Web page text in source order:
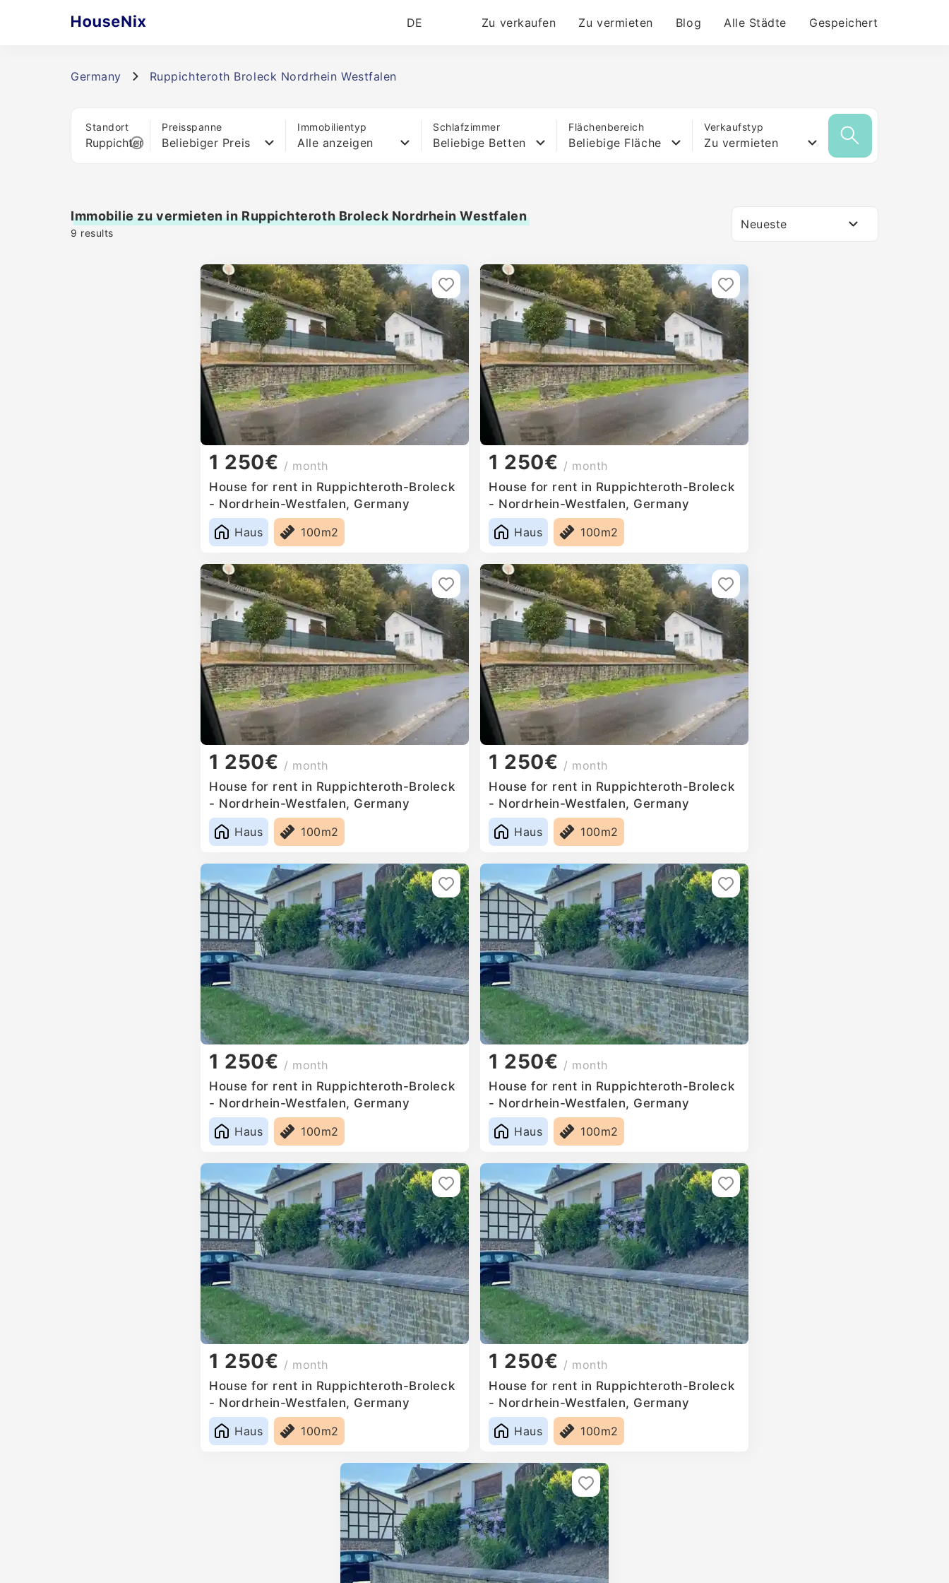
DE Zu verkaufen Zu vermieten Blog Alle Städte Gespeichert
Germany Ruppichteroth Broleck Nordrhein Westfalen
Standort Preisspanne
Beliebiger Preis
Immobilientyp
Alle anzeigen
Schlafzimmer
Beliebige Betten
Flächenbereich
Beliebige Fläche
Verkaufstyp
Zu vermieten
Immobilie zu vermieten in Ruppichteroth Broleck Nordrhein Westfalen
9 results
Neueste
1 250€ / month
House for rent in Ruppichteroth-Broleck
- Nordrhein-Westfalen, Germany
Haus
100m2
1 250€ / month
House for rent in Ruppichteroth-Broleck
- Nordrhein-Westfalen, Germany
Haus
100m2
1 250€ / month
House for rent in Ruppichteroth-Broleck
- Nordrhein-Westfalen, Germany
Haus
100m2
1 250€ / month
House for rent in Ruppichteroth-Broleck
- Nordrhein-Westfalen, Germany
Haus
100m2
1 250€ / month
House for rent in Ruppichteroth-Broleck
- Nordrhein-Westfalen, Germany
Haus
100m2
1 250€ / month
House for rent in Ruppichteroth-Broleck
- Nordrhein-Westfalen, Germany
Haus
100m2
1 250€ / month
House for rent in Ruppichteroth-Broleck
- Nordrhein-Westfalen, Germany
Haus
100m2
1 250€ / month
House for rent in Ruppichteroth-Broleck
- Nordrhein-Westfalen, Germany
Haus
100m2